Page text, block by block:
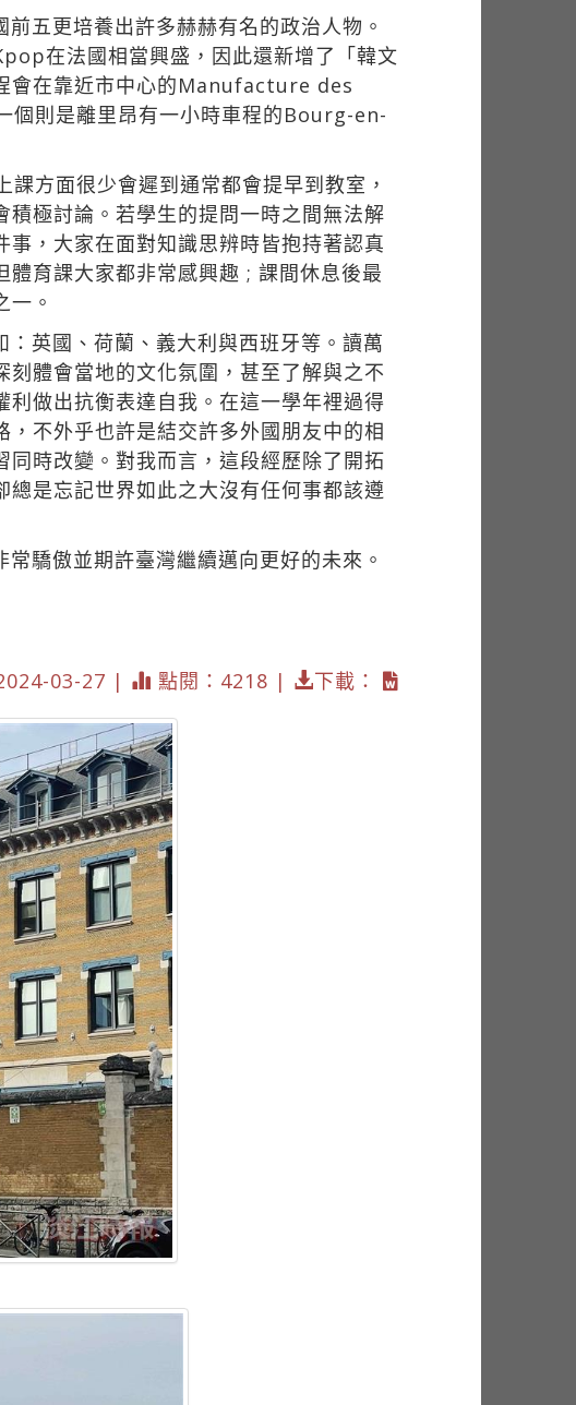
五更培養出許多赫赫有名的政治人物。
在法國相當興盛，因此還新增了「韓文
會在靠近市中心的Manufacture des
個則是離里昂有一小時車程的Bourg-en-
方面很少會遲到通常都會提早到教室，
極討論。若學生的提問一時之間無法解
，大家在面對知識思辨時皆抱持著認真
育課大家都非常感興趣 ; 課間休息後最
。
英國、荷蘭、義大利與西班牙等。讀萬
體會當地的文化氛圍，甚至了解與之不
做出抗衡表達自我。在這一學年裡過得
不外乎也許是結交許多外國朋友中的相
時改變。對我而言，這段經歷除了開拓
是忘記世界如此之大沒有任何事都該遵
驕傲並期許臺灣繼續邁向更好的未來。
03-27 | 點閱：4218 | 下載：